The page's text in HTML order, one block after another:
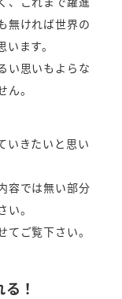
無ければ世界の
ます。
い思いもよらな
。
いきたいと思い
容では無い部分
。
ご覧下さい。
！